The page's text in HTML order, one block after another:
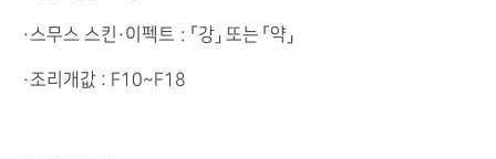
・스무스 스킨・이펙트：「강」 또는 「약」
・조리개값 : F10~F18